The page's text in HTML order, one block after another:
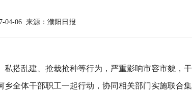
04-06 来源：濮阳日报
乱建、抢栽抢种等行为，严重影响市容市貌，干
乡全体干部职工一起行动，协同相关部门实施联合